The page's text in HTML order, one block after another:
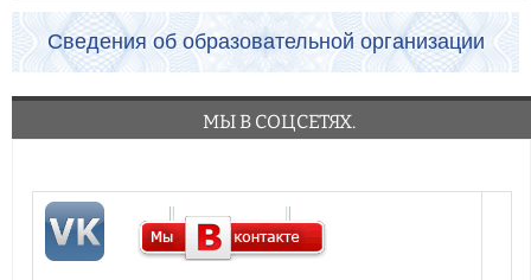
Сведения об образовательной организации
МЫ В СОЦСЕТЯХ.